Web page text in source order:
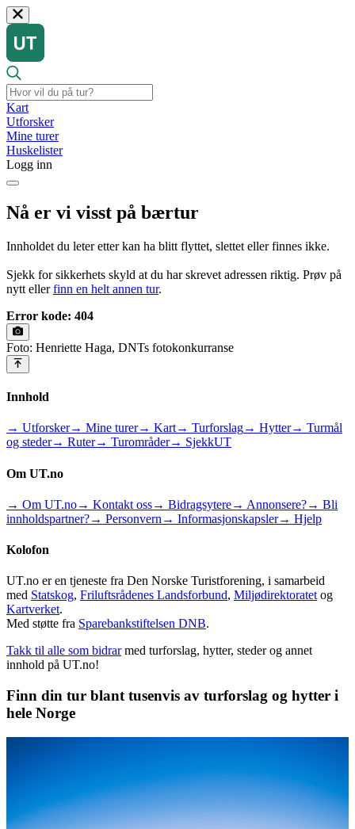
Kart
Utforsker
Mine turer
Huskelister
Logg inn
Nå er vi visst på bærtur
Innholdet du leter etter kan ha blitt flyttet, slettet eller finnes ikke.
Sjekk for sikkerhets skyld at du har skrevet adressen riktig. Prøv på
nytt eller finn en helt annen tur.
Error kode: 404
Foto: Henriette Haga, DNTs fotokonkurranse
Innhold
→ Utforsker→ Mine turer→ Kart→ Turforslag→ Hytter→ Turmål
og steder→ Ruter→ Turområder→ SjekkUT
Om UT.no
→ Om UT.no→ Kontakt oss→ Bidragsytere→ Annonsere?→ Bli
innholdspartner?→ Personvern → Informasjonskapsler→ Hjelp
Kolofon
UT.no er en tjeneste fra Den Norske Turistforening, i samarbeid
med Statskog, Friluftsrådenes Landsforbund, Miljødirektoratet og
Kartverket.
Med støtte fra Sparebankstiftelsen DNB.
Takk til alle som bidrar med turforslag, hytter, steder og annet
innhold på UT.no!
Finn din tur blant tusenvis av turforslag og hytter i
hele Norge